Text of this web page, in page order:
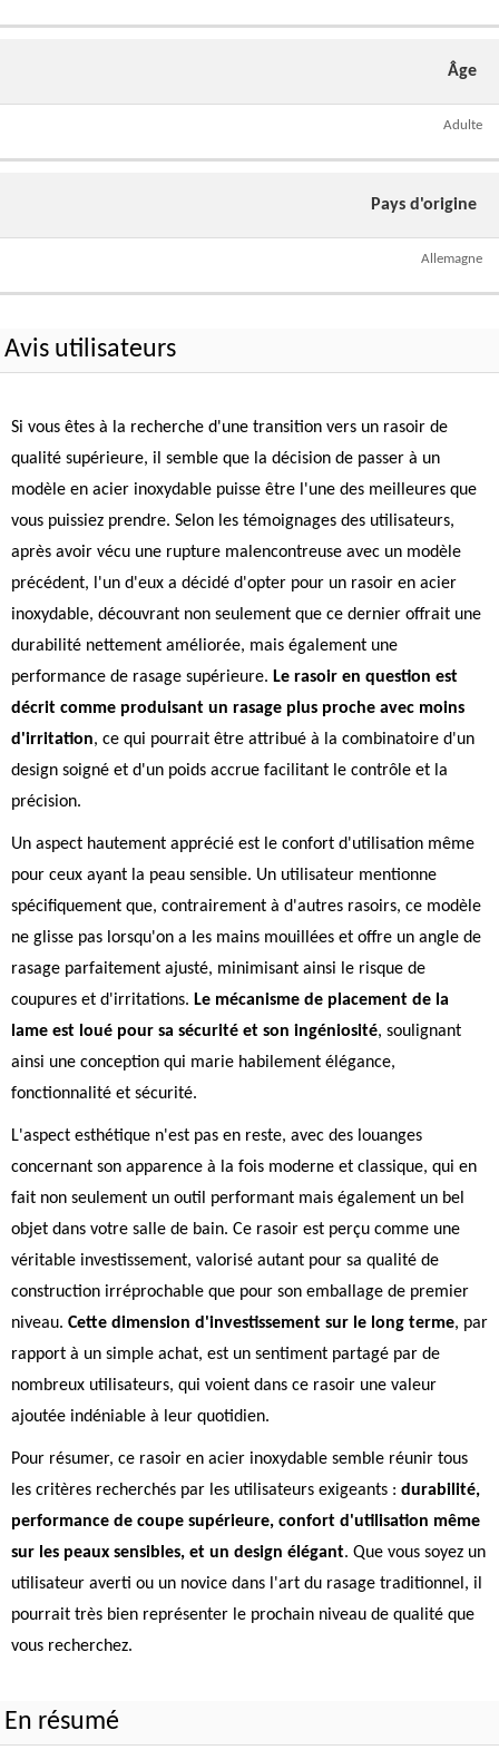
Âge
Adulte
Pays d'origine
Allemagne
Avis utilisateurs
Si vous êtes à la recherche d'une transition vers un rasoir de
qualité supérieure, il semble que la décision de passer à un
modèle en acier inoxydable puisse être l'une des meilleures que
vous puissiez prendre. Selon les témoignages des utilisateurs,
après avoir vécu une rupture malencontreuse avec un modèle
précédent, l'un d'eux a décidé d'opter pour un rasoir en acier
inoxydable, découvrant non seulement que ce dernier offrait une
durabilité nettement améliorée, mais également une
performance de rasage supérieure. Le rasoir en question est
décrit comme produisant un rasage plus proche avec moins
d'irritation, ce qui pourrait être attribué à la combinatoire d'un
design soigné et d'un poids accrue facilitant le contrôle et la
précision.
Un aspect hautement apprécié est le confort d'utilisation même
pour ceux ayant la peau sensible. Un utilisateur mentionne
spécifiquement que, contrairement à d'autres rasoirs, ce modèle
ne glisse pas lorsqu'on a les mains mouillées et offre un angle de
rasage parfaitement ajusté, minimisant ainsi le risque de
coupures et d'irritations. Le mécanisme de placement de la
lame est loué pour sa sécurité et son ingéniosité, soulignant
ainsi une conception qui marie habilement élégance,
fonctionnalité et sécurité.
L'aspect esthétique n'est pas en reste, avec des louanges
concernant son apparence à la fois moderne et classique, qui en
fait non seulement un outil performant mais également un bel
objet dans votre salle de bain. Ce rasoir est perçu comme une
véritable investissement, valorisé autant pour sa qualité de
construction irréprochable que pour son emballage de premier
niveau. Cette dimension d'investissement sur le long terme, par
rapport à un simple achat, est un sentiment partagé par de
nombreux utilisateurs, qui voient dans ce rasoir une valeur
ajoutée indéniable à leur quotidien.
Pour résumer, ce rasoir en acier inoxydable semble réunir tous
les critères recherchés par les utilisateurs exigeants : durabilité,
performance de coupe supérieure, confort d'utilisation même
sur les peaux sensibles, et un design élégant. Que vous soyez un
utilisateur averti ou un novice dans l'art du rasage traditionnel, il
pourrait très bien représenter le prochain niveau de qualité que
vous recherchez.
En résumé